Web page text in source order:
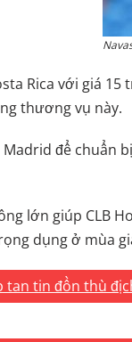
Rica với giá
thương vụ này.
để chuẩn
lớn giúp CLB
dụng ở mùa
tan tin đồn thù